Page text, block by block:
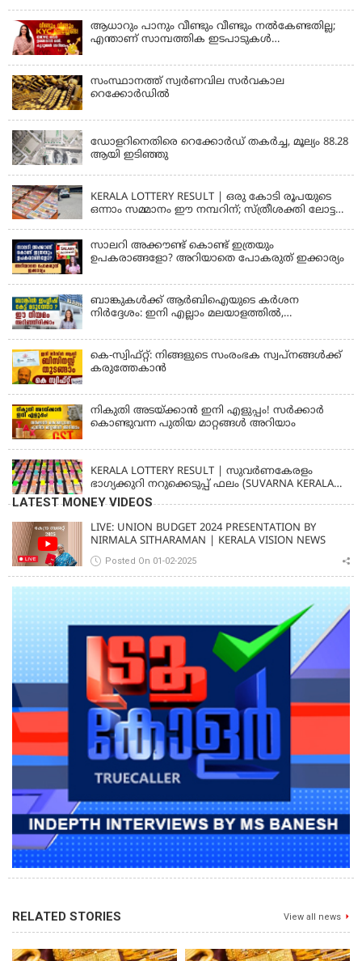
ആധാറും പാനും വീണ്ടും വീണ്ടും നൽകേണ്ടതില്ല;
എന്താണ് സാമ്പത്തിക ഇടപാടുകൾ
സംസ്ഥാനത്ത് സ്വര്‍ണവില സര്‍വകാല
റെക്കോര്‍ഡില്‍
ഡോളറിനെതിരെ റെക്കോർഡ് തകർച്ച, മൂല്യം 88.28
ആയി ഇടിഞ്ഞു
KERALA LOTTERY RESULT | ഒരു കോടി രൂപയുടെ
ഒന്നാം സമ്മാനം ഈ നമ്പറിന്; സ്ത്രീശക്തി ലോട്ടറി
സാലറി അക്കൗണ്ട് കൊണ്ട് ഇത്രയും
ഉപകരാങ്ങളോ? അറിയാതെ പോകരുത് ഇക്കാര്യം
ബാങ്കുകൾക്ക് ആർബിഐയുടെ കർശന
നിർദ്ദേശം: ഇനി എല്ലാം മലയാളത്തിൽ,
കെ-സ്വിഫ്റ്റ്: നിങ്ങളുടെ സംരംഭക സ്വപ്നങ്ങൾക്ക്
കരുത്തേകാൻ
നികുതി അടയ്ക്കാൻ ഇനി എളുപ്പം! സർക്കാർ
കൊണ്ടുവന്ന പുതിയ മാറ്റങ്ങൾ അറിയാം
KERALA LOTTERY RESULT | സുവര്‍ണകേരളം
ഭാഗ്യക്കുറി നറുക്കെടുപ്പ് ഫലം (SUVARNA KERALAM
SK-16)
LATEST MONEY VIDEOS
LIVE: UNION BUDGET 2024 PRESENTATION BY
NIRMALA SITHARAMAN | KERALA VISION NEWS
Posted On 01-02-2025
RELATED STORIES View all news